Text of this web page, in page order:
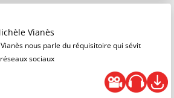
Vianès
nous parle du réquisitoire qui sévit
sociaux